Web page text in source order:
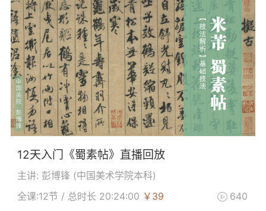
12天入门《蜀素帖》直播回放
主讲: 彭博锋 (中国美术学院本科)
全课:12节 / 总时长 20:24:00 ￥39  640